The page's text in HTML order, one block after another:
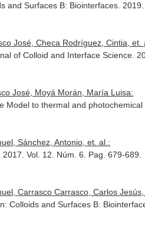
and Surfaces B: Biointerfaces .
José, Checa Rodríguez, Cintia, et.
of Colloid and Interface Science .
José, Moyá Morán, María Luisa:
Model to thermal and photochemical
Sánchez, Antonio, et. al.:
. 2017. Vol. 12. Núm. 6. Pag. 679-689.
Carrasco Carrasco, Carlos
Colloids and Surfaces B: